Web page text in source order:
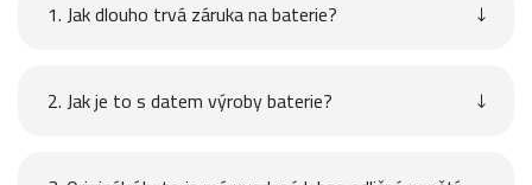
1. Jak dlouho trvá záruka na baterie?
2. Jak je to s datem výroby baterie?